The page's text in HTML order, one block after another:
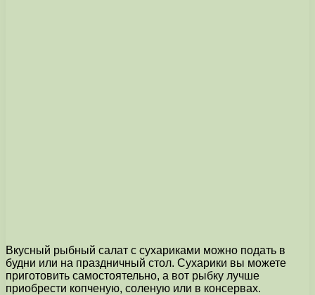
Вкусный рыбный салат с сухариками можно подать в
будни или на праздничный стол. Сухарики вы можете
приготовить самостоятельно, а вот рыбку лучше
приобрести копченую, соленую или в консервах.